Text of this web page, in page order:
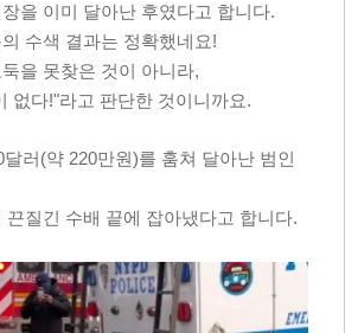
을 이미 달아난 후였다고 합니다.
수색 결과는 정확했네요!
을 못찾은 것이 아니라,
없다!"라고 판단한 것이니까요.
러(약 220만원)를 훔쳐 달아난 범인
끈질긴 수배 끝에 잡아냈다고 합니다.